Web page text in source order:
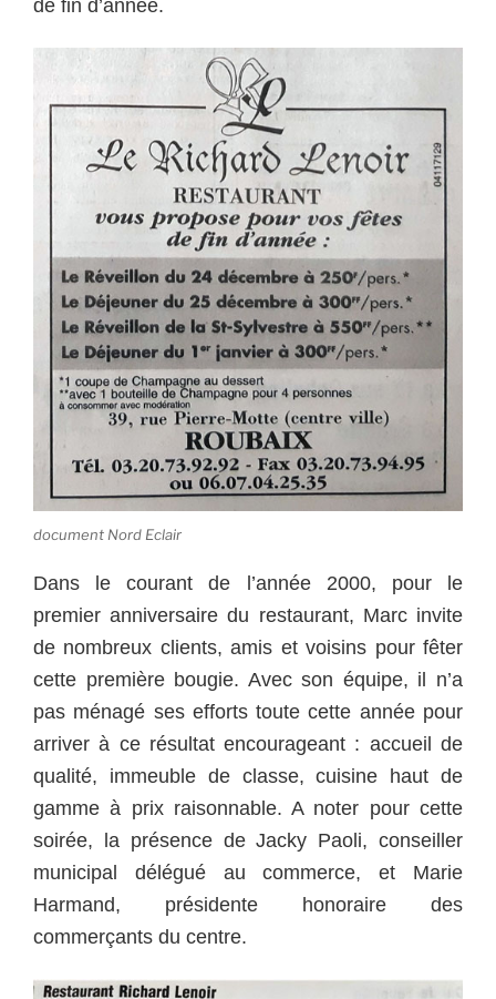
de fin d’année.
document Nord Eclair
Dans le courant de l’année 2000, pour le
premier anniversaire du restaurant, Marc invite
de nombreux clients, amis et voisins pour fêter
cette première bougie. Avec son équipe, il n’a
pas ménagé ses efforts toute cette année pour
arriver à ce résultat encourageant : accueil de
qualité, immeuble de classe, cuisine haut de
gamme à prix raisonnable. A noter pour cette
soirée, la présence de Jacky Paoli, conseiller
municipal délégué au commerce, et Marie
Harmand, présidente honoraire des
commerçants du centre.